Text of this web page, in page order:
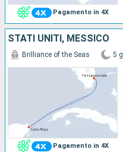
Pagamento in 4X
STATI UNITI, MESSICO
Pagamento in 4X
Brilliance of the Seas 5 g